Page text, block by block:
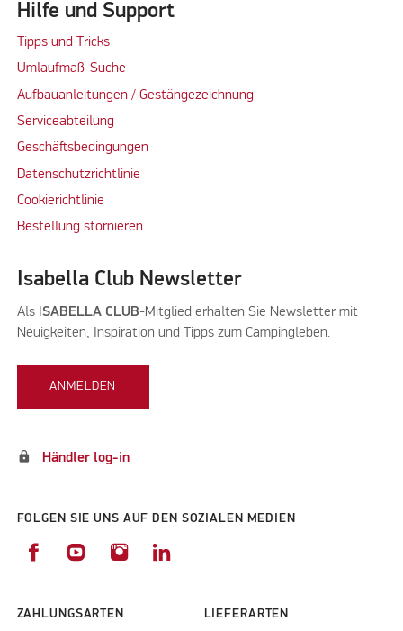
Hilfe und Support
Tipps und Tricks
Umlaufmaß-Suche
Aufbauanleitungen / Gestängezeichnung
Serviceabteilung
Geschäftsbedingungen
Datenschutzrichtlinie
Cookierichtlinie
Bestellung stornieren
Isabella Club Newsletter
Als I SABELLA CLUB-Mitglied erhalten Sie Newsletter mit
Neuigkeiten, Inspiration und Tipps zum Campingleben.
ANMELDEN
lock Händler log-in
FOLGEN SIE UNS AUF DEN SOZIALEN MEDIEN
ZAHLUNGSARTEN LIEFERARTEN